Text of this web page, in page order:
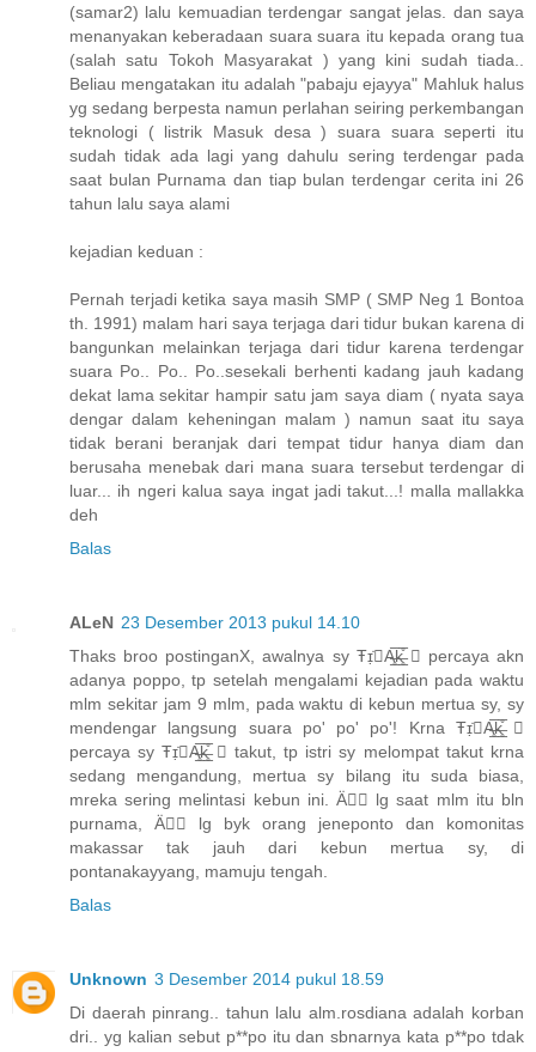
(samar2) lalu kemuadian terdengar sangat jelas. dan saya
menanyakan keberadaan suara suara itu kepada orang tua
(salah satu Tokoh Masyarakat ) yang kini sudah tiada..
Beliau mengatakan itu adalah "pabaju ejayya" Mahluk halus
yg sedang berpesta namun perlahan seiring perkembangan
teknologi ( listrik Masuk desa ) suara suara seperti itu
sudah tidak ada lagi yang dahulu sering terdengar pada
saat bulan Purnama dan tiap bulan terdengar cerita ini 26
tahun lalu saya alami
kejadian keduan :
Pernah terjadi ketika saya masih SMP ( SMP Neg 1 Bontoa
th. 1991) malam hari saya terjaga dari tidur bukan karena di
bangunkan melainkan terjaga dari tidur karena terdengar
suara Po.. Po.. Po..sesekali berhenti kadang jauh kadang
dekat lama sekitar hampir satu jam saya diam ( nyata saya
dengar dalam keheningan malam ) namun saat itu saya
tidak berani beranjak dari tempat tidur hanya diam dan
berusaha menebak dari mana suara tersebut terdengar di
luar... ih ngeri kalua saya ingat jadi takut...! malla mallakka
deh
Balas
ALeN 23 Desember 2013 pukul 14.10
Thaks broo postinganX, awalnya sy Ŧɪ̣̇A̶̲̥̅k̶̲̥̅̊  percaya akn
adanya poppo, tp setelah mengalami kejadian pada waktu
mlm sekitar jam 9 mlm, pada waktu di kebun mertua sy, sy
mendengar langsung suara po' po' po'! Krna Ŧɪ̣̇A̶̲̥̅k̶̲̥̅̊ 
percaya sy Ŧɪ̣̇A̶̲̥̅k̶̲̥̅̊  takut, tp istri sy melompat takut krna
sedang mengandung, mertua sy bilang itu suda biasa,
mreka sering melintasi kebun ini. Ä lg saat mlm itu bln
purnama, Ä lg byk orang jeneponto dan komonitas
makassar tak jauh dari kebun mertua sy, di
pontanakayyang, mamuju tengah.
Balas
Unknown 3 Desember 2014 pukul 18.59
Di daerah pinrang.. tahun lalu alm.rosdiana adalah korban
dri.. yg kalian sebut p**po itu dan sbnarnya kata p**po tdak